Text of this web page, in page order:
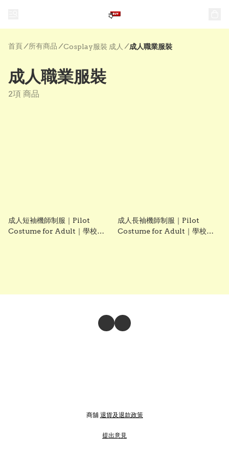
首頁/ 所有商品 /Cosplay服裝 成人 / 成人職業服裝
成人職業服裝
2項 商品
成人短袖機師制服｜Pilot
Costume for Adult｜學校
成人長袖機師制服｜Pilot
Costume for Adult｜學校
商舖 退貨及退款政策
提出意見